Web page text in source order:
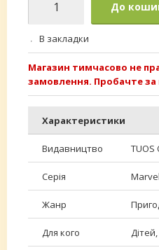
До
В закладки
Магазин тимчасово не
замовлення. Пробачте за
Характеристики
Видавництво TUOS
Серія
Жанр
Для кого